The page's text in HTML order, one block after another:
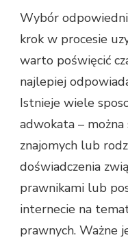
Wybór
krok w procesie
warto poświęcić
najlepiej
Istnieje wiele
adwokata –
znajomych lub
doświadczenia
prawnikami lub
internecie na
prawnych. Ważne